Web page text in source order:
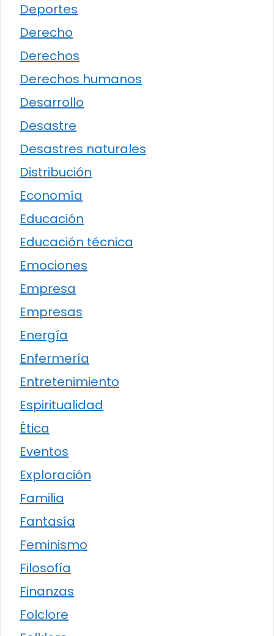
Deportes
Derecho
Derechos
Derechos humanos
Desarrollo
Desastre
Desastres naturales
Distribución
Economía
Educación
Educación técnica
Emociones
Empresa
Empresas
Energía
Enfermería
Entretenimiento
Espiritualidad
Ética
Eventos
Exploración
Familia
Fantasía
Feminismo
Filosofía
Finanzas
Folclore